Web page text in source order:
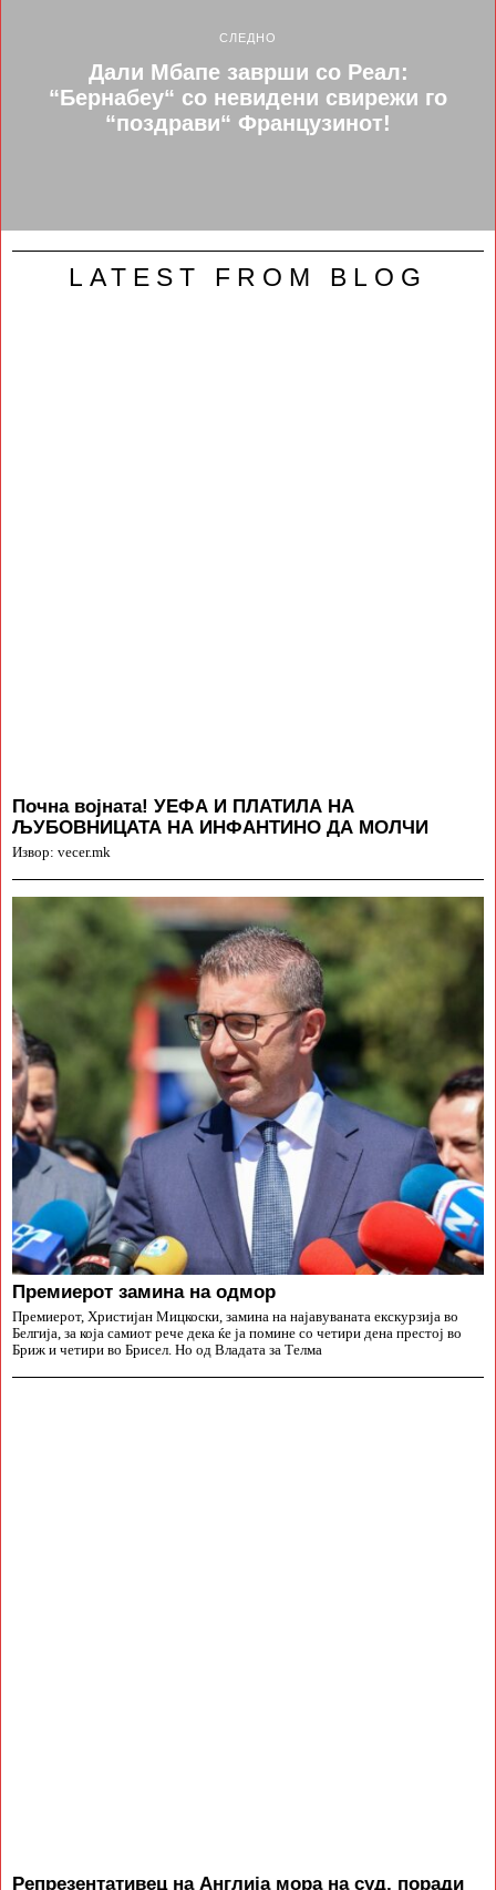
СЛЕДНО
Дали Мбапе заврши со Реал:
“Бернабеу“ со невидени свирежи го
“поздрави“ Французинот!
LATEST FROM BLOG
Почна војната! УЕФА И ПЛАТИЛА НА
ЉУБОВНИЦАТА НА ИНФАНТИНО ДА МОЛЧИ
Извор: vecer.mk
Премиерот замина на одмор
Премиерот, Христијан Мицкоски, замина на најавуваната екскурзија во
Белгија, за која самиот рече дека ќе ја помине со четири дена престој во
Бриж и четири во Брисел. Но од Владата за Телма
Репрезентативец на Англија мора на суд, поради